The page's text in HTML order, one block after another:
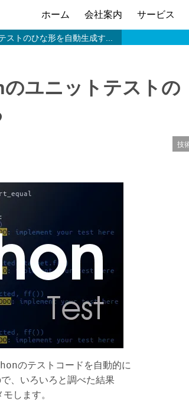
ホーム 会社案内 サービス
ストのひな形を自動生成す...
ユニットテストの
技
のテストコードを自動的に
、いろいろと調べた結果
します。